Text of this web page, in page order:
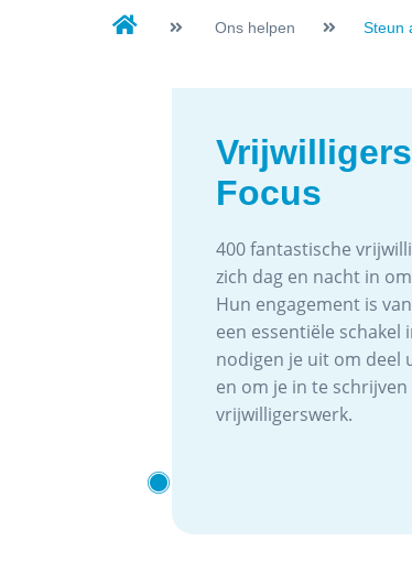
Ons helpen Steun
Focus
400 fantastische
zich dag en nacht in
Hun engagement is
een essentiële
nodigen je uit om deel
en om je in te
vrijwilligerswerk.